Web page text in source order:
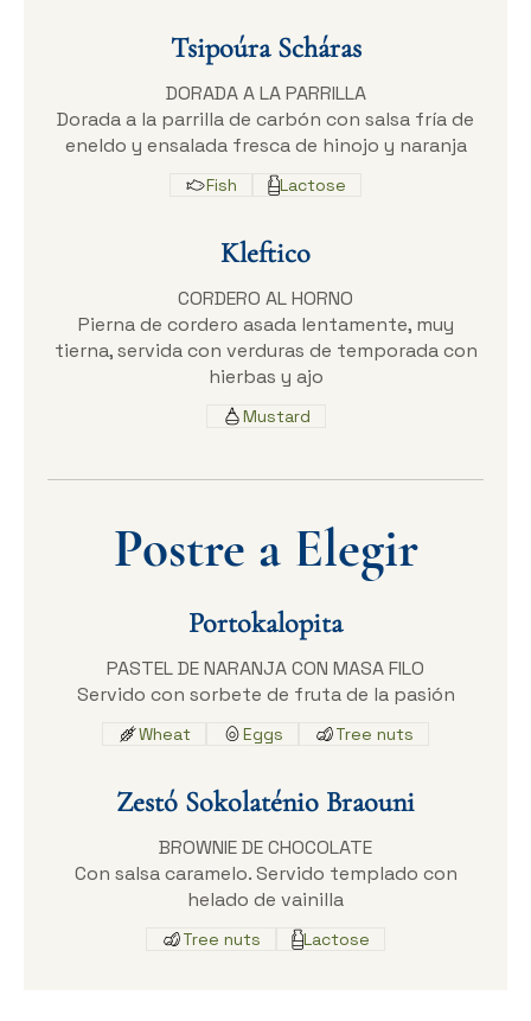
Tsipoúra Scháras
DORADA A LA PARRILLA
Dorada a la parrilla de carbón con salsa fría de
eneldo y ensalada fresca de hinojo y naranja
Fish Lactose
Kleftico
CORDERO AL HORNO
Pierna de cordero asada lentamente, muy
tierna, servida con verduras de temporada con
hierbas y ajo
Mustard
Postre a Elegir
Portokalopita
PASTEL DE NARANJA CON MASA FILO
Servido con sorbete de fruta de la pasión
Wheat Eggs Tree nuts
Zestó Sokolaténio Braouni
BROWNIE DE CHOCOLATE
Con salsa caramelo. Servido templado con
helado de vainilla
Tree nuts Lactose